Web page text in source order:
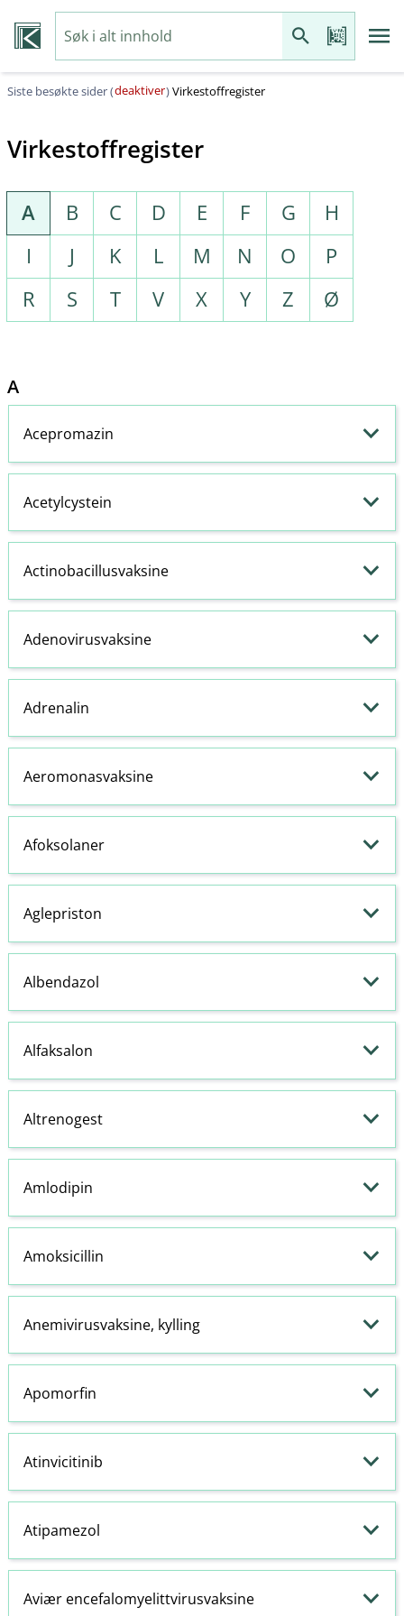
Siste besøkte sider (deaktiver)Virkestoffregister
Virkestoffregister
A B C D E F G
H
I
J K L M N O
P
R
S T V X Y Z Ø
A
Acepromazin
Acetylcystein
Actinobacillusvaksine
Adenovirusvaksine
Adrenalin
Aeromonasvaksine
Afoksolaner
Aglepriston
Albendazol
Alfaksalon
Altrenogest
Amlodipin
Amoksicillin
Anemivirusvaksine, kylling
Apomorfin
Atinvicitinib
Atipamezol
Aviær encefalomyelittvirusvaksine